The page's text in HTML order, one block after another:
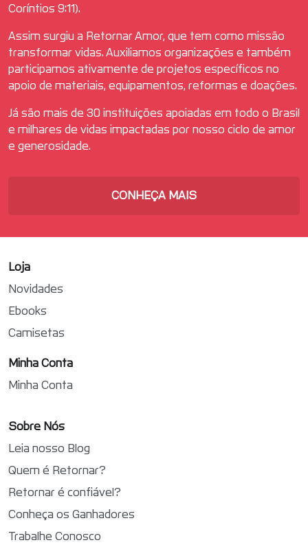
Coríntios 9:11).
Assim surgiu a Retornar Amor, que tem como missão
transformar vidas. Auxiliamos organizações e também
participamos ativamente de projetos específicos no
apoio de materiais, equipamentos, reformas e doações.
Já são mais de 30 instituições apoiadas em todo o Brasil
e milhares de vidas impactadas por nosso ciclo de amor
e generosidade.
CONHEÇA MAIS
Loja
Novidades
Ebooks
Camisetas
Minha Conta
Minha Conta
Sobre Nós
Leia nosso Blog
Quem é Retornar?
Retornar é confiável?
Conheça os Ganhadores
Trabalhe Conosco